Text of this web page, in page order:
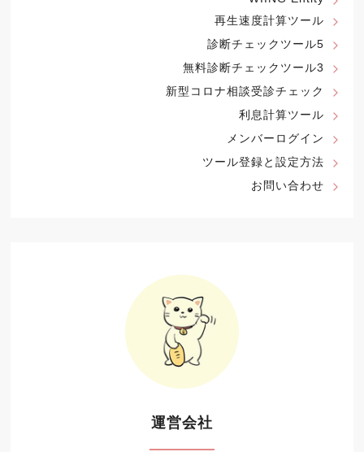
再生速度計算ツール
診断チェックツール5
無料診断チェックツール3
新型コロナ相談受診チェック
利息計算ツール
メンバーログイン
ツール登録と設定方法
お問い合わせ
運営会社